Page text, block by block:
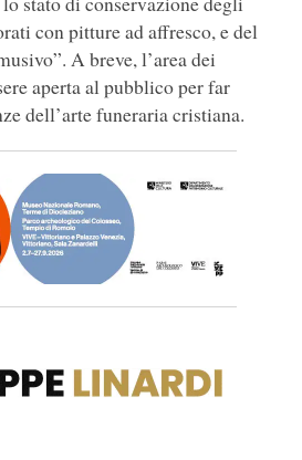
con pitture ad affresco, e del
A breve, l’area dei
aperta al pubblico per far
dell’arte funeraria cristiana.